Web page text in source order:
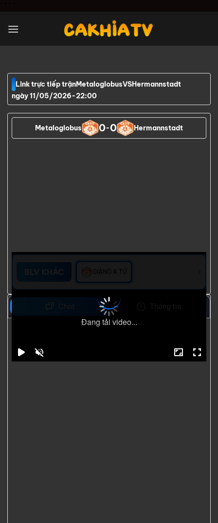
nội
Link trực tiếp trậnMetaloglobusVSHermannstadt
ngày 11/05/2026-22:00
Metaloglobus 0-0 Hermannstadt
Đang tải video...
BLV KHÁC GIÀNG A TỨ
Chat Thông tin